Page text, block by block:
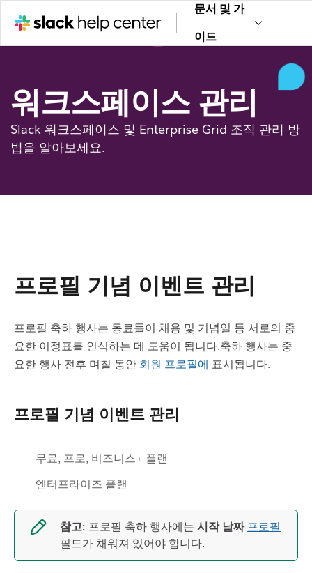
문서 및 가
이드
워크스페이스 관리
Slack 워크스페이스 및 Enterprise Grid 조직 관리 방
법을 알아보세요.
프로필 기념 이벤트 관리
프로필 축하 행사는 동료들이 채용 및 기념일 등 서로의 중
요한 이정표를 인식하는 데 도움이 됩니다.축하 행사는 중
요한 행사 전후 며칠 동안 회원 프로필에 표시됩니다.
프로필 기념 이벤트 관리
무료, 프로, 비즈니스+ 플랜
엔터프라이즈 플랜
참고: 프로필 축하 행사에는 시작 날짜 프로필
필드가 채워져 있어야 합니다.